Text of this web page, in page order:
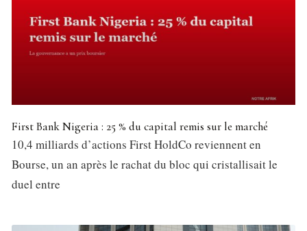
First Bank Nigeria : 25 % du capital remis sur le marché
10,4 milliards d’actions First HoldCo reviennent en
Bourse, un an après le rachat du bloc qui cristallisait le
duel entre